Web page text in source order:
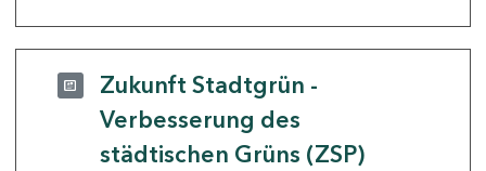
Zukunft Stadtgrün -
Verbesserung des
städtischen Grüns (ZSP)